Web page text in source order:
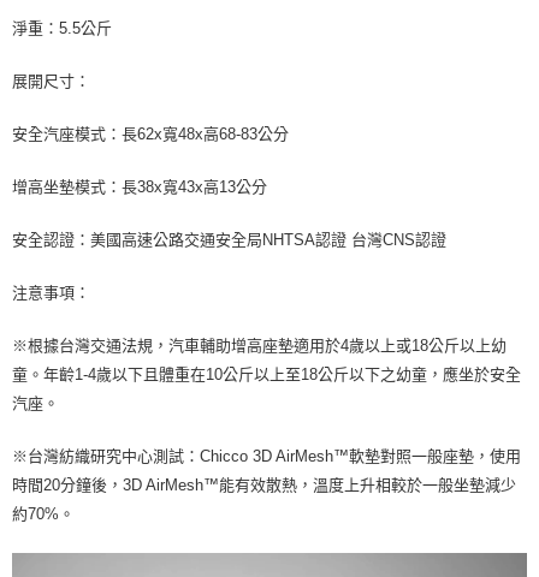
３．收到繳費通知簡訊後14天內，點擊此簡訊中的連結，可透過四大超商／
※ 請注意：結帳手續完成當下不需立刻繳費，但若您需要取消訂單，請聯絡
※ 交易是否成功請以「AFTEE先享後付 」之結帳頁面顯示為準，若有關於
客戶支援中心」https://netprotections.freshdesk.com/support/home
【注意事項】
１．透過由恩沛科技股份有限公司提供之「AFTEE先享後付」服務完成之交
權轉讓予恩沛科技股份有限公司。
https://aftee.tw/terms/#terms3
３．未成年的使用者請事先徵得法定代理人或監護人之同意方可使用
「AFTEE先享後付」，若未經同意申辦者引起之損失，本公司不負相關責
任。
時審查核予不同之上限額度；若仍有額度不足之情形，本公司將視審查結果
請求用戶進行身份認證。
５．嚴禁一人註冊多個帳號或使用他人資訊註冊。若發現惡意使用之情形，
恩沛科技股份有限公司將有權停止該用戶之使用額度並採取法律行動。
每筆NT$150，滿NT$890(含以上)免運費
淨重：5.5公斤
展開尺寸：
安全汽座模式：長62x寬48x高68-83公分
增高坐墊模式：長38x寬43x高13公分
安全認證：美國高速公路交通安全局NHTSA認證 台灣CNS認證
注意事項：
※根據台灣交通法規，汽車輔助增高座墊適用於4歲以上或18公斤以上幼
童。年齡1-4歲以下且體重在10公斤以上至18公斤以下之幼童，應坐於安全
汽座。
※台灣紡織研究中心測試：Chicco 3D AirMesh™軟墊對照一般座墊，使用
時間20分鐘後，3D AirMesh™能有效散熱，溫度上升相較於一般坐墊減少
約70%。